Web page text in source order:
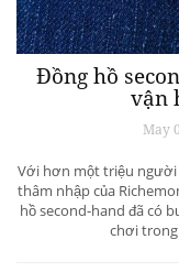
Đồng hồ
vận
May
Với hơn một triệu người
thâm nhập của
hồ second-hand đã có
chơi trong